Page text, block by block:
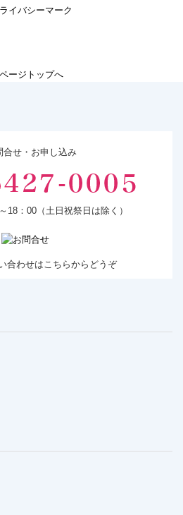
18：00（土日祝祭日は除く）
合わせはこちらからどうぞ